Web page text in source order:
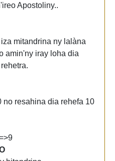
Apostoliny..
mitandrina ny lalàna
amin'ny iray loha dia
no resahina dia rehefa 10